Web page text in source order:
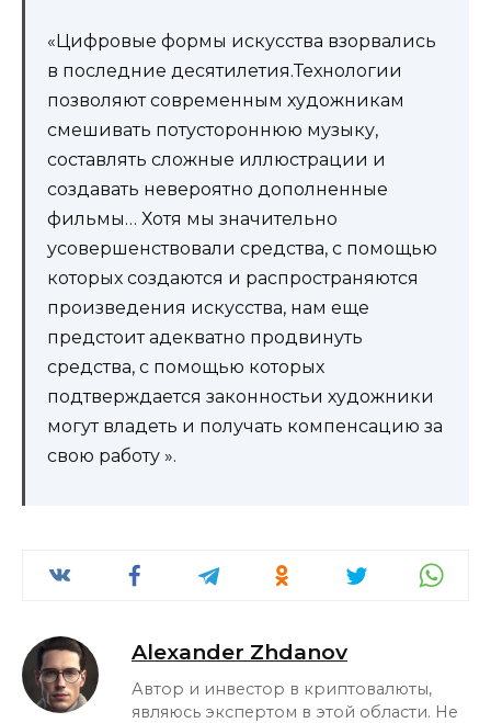
«Цифровые формы искусства взорвались
в последние десятилетия.Технологии
позволяют современным художникам
смешивать потустороннюю музыку,
составлять сложные иллюстрации и
создавать невероятно дополненные
фильмы… Хотя мы значительно
усовершенствовали средства, с помощью
которых создаются и распространяются
произведения искусства, нам еще
предстоит адекватно продвинуть
средства, с помощью которых
подтверждается законностьи художники
могут владеть и получать компенсацию за
свою работу ».
Alexander Zhdanov
Автор и инвестор в криптовалюты,
являюсь экспертом в этой области. Не